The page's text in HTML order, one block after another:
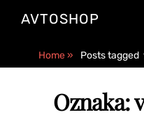
AVTOSHOP
Home» Posts tagged
Oznaka: